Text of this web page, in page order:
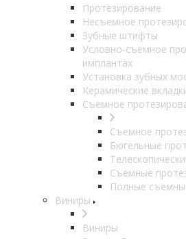
Протезирование
Несъемное
Зубные штифты
Условно-съемное
имплантах
Установка зубных
Керамические
Съемное
Съемное
Бюгельные
Съемные
Полные
Виниры
Виниры